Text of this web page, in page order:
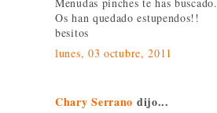
Os han quedado estupendos!!
besitos
lunes, 03 octubre, 2011
Chary Serrano dijo...